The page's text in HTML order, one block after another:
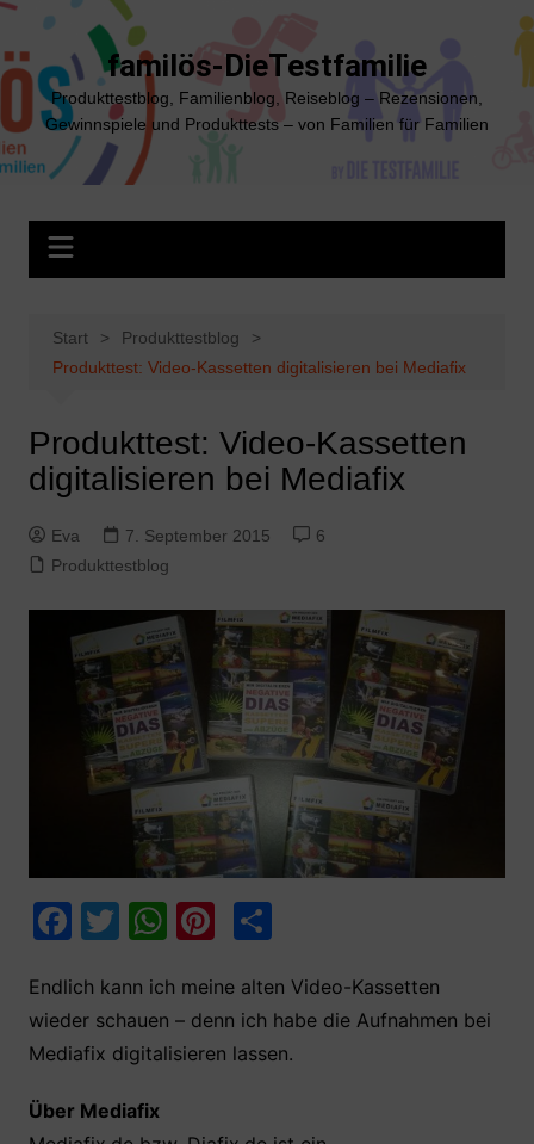
Zum
springen
familös-DieTestfamilie
Produkttestblog, Familienblog, Reiseblog – Rezensionen,
Gewinnspiele und Produkttests – von Familien für Familien
Start
Produkttestblog
Produkttest: Video-Kassetten digitalisieren bei Mediafix
Produkttest: Video-Kassetten
digitalisieren bei Mediafix
Eva 7. September 2015
6
Produkttestblog
F
c
e
b
o
T
itt
er
W
at
s
A
Pi
er
e
st
le
n
Endlich kann ich meine alten Video-Kassetten
wieder schauen – denn ich habe die Aufnahmen bei
Mediafix digitalisieren lassen.
Über Mediafix